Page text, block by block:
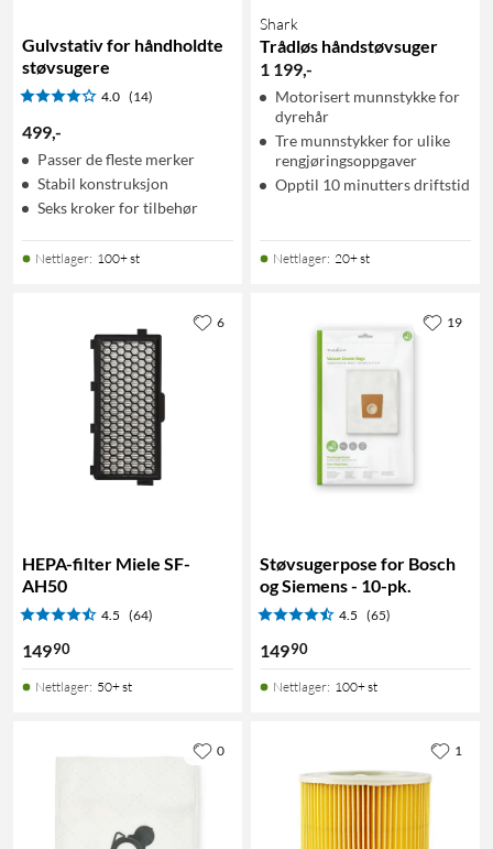
Gulvstativ for håndholdte
støvsugere
4.0 (14)
499,-
Passer de fleste merker
Stabil konstruksjon
Seks kroker for tilbehør
Nettlager: 100+ st
Shark
Trådløs håndstøvsuger
1 199,-
Motorisert munnstykke for
dyrehår
Tre munnstykker for ulike
rengjøringsoppgaver
Opptil 10 minutters driftstid
Nettlager: 20+ st
HEPA-filter Miele SF-
AH50
4.5 (64)
14990
Nettlager: 50+ st
6
Støvsugerpose for Bosch
og Siemens - 10-pk.
4.5 (65)
14990
Nettlager: 100+ st
19
0 1